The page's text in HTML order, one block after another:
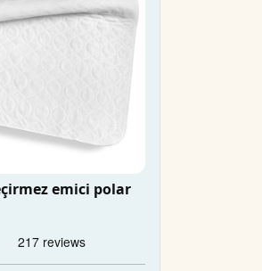
emici polar